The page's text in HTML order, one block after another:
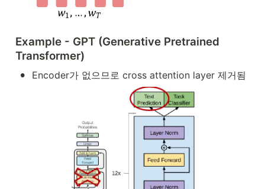
Example - GPT (Generative Pretrained
Transformer)
• Encoder가 없으므로 cross attention layer 제거됨